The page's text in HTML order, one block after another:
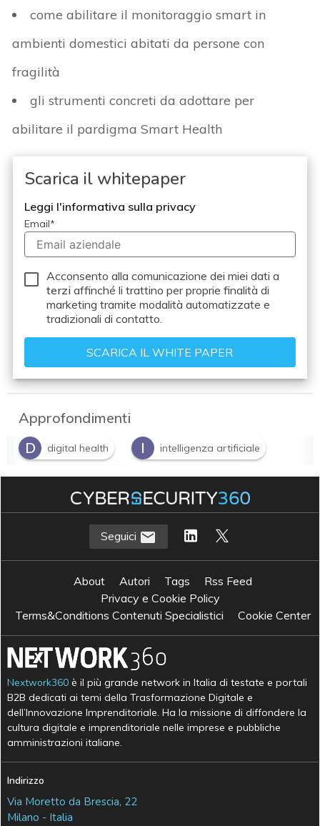
come abilitare il monitoraggio smart in
ambienti domestici abitati da persone con
fragilità
gli strumenti concreti da adottare per
abilitare il pardigma Smart Health
Scarica il whitepaper
Leggi l'informativa sulla privacy
Email*
Acconsento alla comunicazione dei miei dati a
terzi affinché li trattino per proprie finalità di
marketing tramite modalità automatizzate e
tradizionali di contatto.
Approfondimenti
D
digital health I intelligenza artificiale
M machine learning S Smart Health
Seguici
About Autori Tags
Rss Feed
Privacy e Cookie Policy
Terms&Conditions Contenuti Specialistici
Cookie Center
Nextwork360 è il più grande network in Italia di testate e portali
B2B dedicati ai temi della Trasformazione Digitale e
dell’Innovazione Imprenditoriale. Ha la missione di diffondere la
cultura digitale e imprenditoriale nelle imprese e pubbliche
amministrazioni italiane.
Indirizzo
Via Moretto da Brescia, 22
Milano - Italia